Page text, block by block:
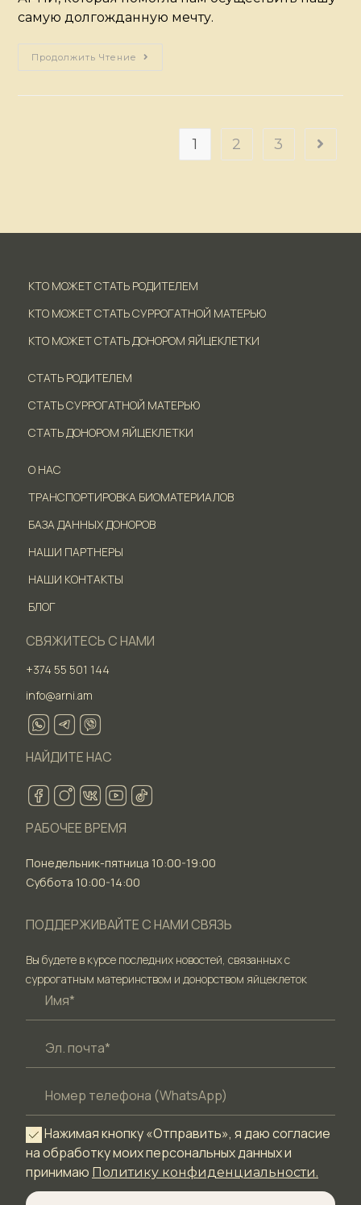
самую долгожданную мечту.
Продолжить Чтение
1 2 3
КТО МОЖЕТ СТАТЬ РОДИТЕЛЕМ
КТО МОЖЕТ СТАТЬ СУРРОГАТНОЙ МАТЕРЬЮ
КТО МОЖЕТ СТАТЬ ДОНОРОМ ЯЙЦЕКЛЕТКИ
СТАТЬ РОДИТЕЛЕМ
СТАТЬ СУРРОГАТНОЙ МАТЕРЬЮ
СТАТЬ ДОНОРОМ ЯЙЦЕКЛЕТКИ
О НАС
ТРАНСПОРТИРОВКА БИОМАТЕРИАЛОВ
БАЗА ДАННЫХ ДОНОРОВ
НАШИ ПАРТНЕРЫ
НАШИ КОНТАКТЫ
БЛОГ
СВЯЖИТЕСЬ С НАМИ
+374 55 501 144
info@arni.am
НАЙДИТЕ НАС
РАБОЧЕЕ ВРЕМЯ
Понедельник-пятница 10:00-19:00
Суббота 10:00-14:00
ПОДДЕРЖИВАЙТЕ С НАМИ СВЯЗЬ
Вы будете в курсе последних новостей, связанных с
суррогатным материнством и донорством яйцеклеток
Нажимая кнопку «Отправить», я даю согласие
на обработку моих персональных данных и
принимаю Политику конфиденциальности.